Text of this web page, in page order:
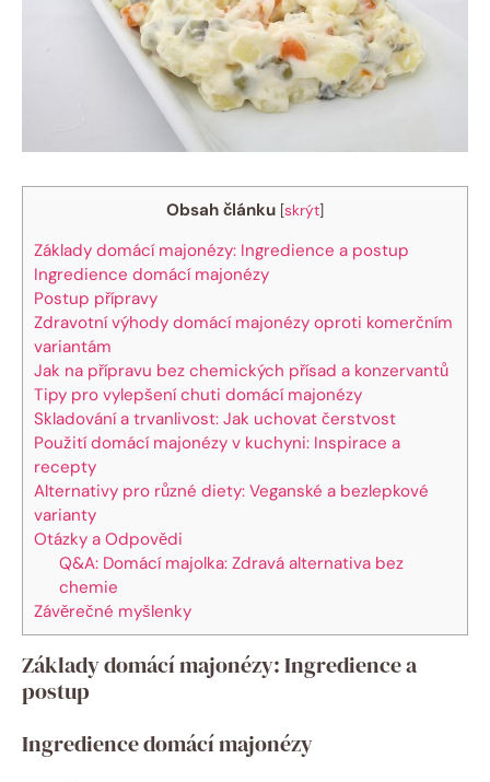
Obsah článku [skrýt]
Základy domácí majonézy: Ingredience a postup
Ingredience domácí majonézy
Postup přípravy
Zdravotní výhody domácí majonézy oproti komerčním
variantám
Jak na přípravu bez chemických přísad a konzervantů
Tipy pro vylepšení chuti domácí majonézy
Skladování a trvanlivost: Jak uchovat čerstvost
Použití domácí majonézy v kuchyni: Inspirace a
recepty
Alternativy pro různé diety: Veganské a bezlepkové
varianty
Otázky a Odpovědi
Q&A: Domácí majolka: Zdravá alternativa bez
chemie
Závěrečné myšlenky
Základy domácí majonézy: Ingredience a
postup
Ingredience domácí majonézy